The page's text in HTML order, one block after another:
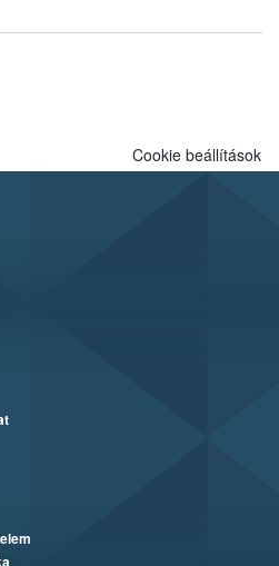
a károsító elleni további
és ökológiai termesztésben is
Cookie beállítások